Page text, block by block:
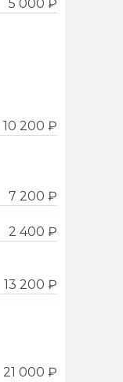
5 000 ₽
10 200 ₽
7 200 ₽
2 400 ₽
13 200 ₽
21 000 ₽